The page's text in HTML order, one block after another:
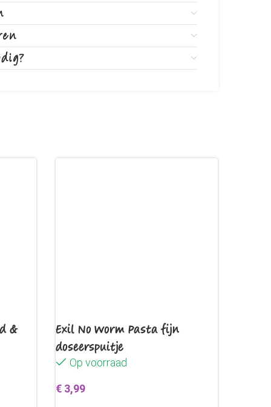
&
Exil No Worm Pasta fijn
doseerspuitje
Op voorraad
€ 3,99